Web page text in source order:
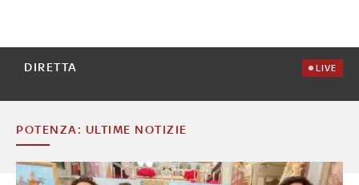
DIRETTA LIVE
POTENZA: ULTIME NOTIZIE